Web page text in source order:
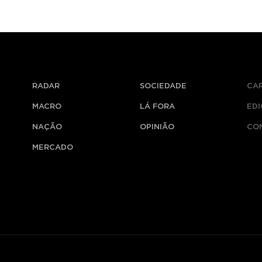
RADAR
MACRO
NAÇÃO
MERCADO
SOCIEDADE
LÁ FORA
OPINIÃO